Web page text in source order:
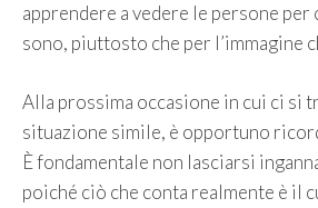
apprendere a vedere le persone per
sono, piuttosto che per l’immagine
Alla prossima occasione in cui ci si
situazione simile, è opportuno
È fondamentale non lasciarsi
poiché ciò che conta realmente è il